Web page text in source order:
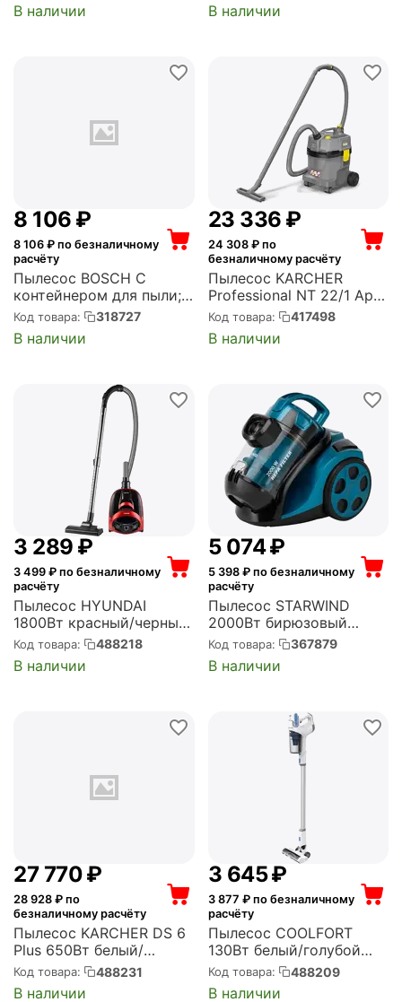
В наличии В наличии
8 106 ₽
8 106 ₽ по безналичному
расчёту
Пылесос BOSCH C
контейнером для пыли;
объем пылесборника
1.5л, красный/черный
(BGC05AAA2)
Код товара: 318727
В наличии
23 336 ₽
24 308₽ по
безналичному расчёту
Пылесос KARCHER
Professional NT 22/1 Ap L
1300Вт серый/желтый
(1.378-600.0)
Код товара: 417498
В наличии
3 289 ₽
3 499 ₽ по безналичному
расчёту
Пылесос HYUNDAI
1800Вт красный/черный
(HYV-C1990)
Код товара: 488218
В наличии
5 074₽
5 398₽ по безналичному
расчёту
Пылесос STARWIND
2000Вт бирюзовый
(SCV5630)
Код товара: 367879
В наличии
27 770₽
28 928 ₽ по
безналичному расчёту
Пылесос KARCHER DS 6
Plus 650Вт белый/
черный (1.195-252.0)
Код товара: 488231
В наличии
3 645₽
3 877 ₽ по безналичному
расчёту
Пылесос COOLFORT
130Вт белый/голубой
(CF-3006)
Код товара: 488209
В наличии